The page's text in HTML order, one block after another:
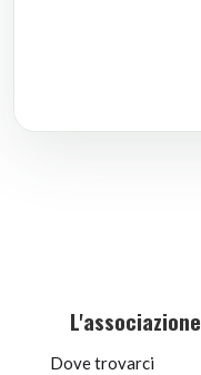
L'associazione
Dove trovarci